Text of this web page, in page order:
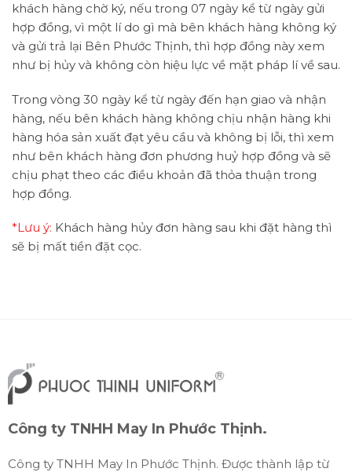
khách hàng chờ ký, nếu trong 07 ngày kể từ ngày gửi
hợp đồng, vì một lí do gì mà bên khách hàng không ký
và gửi trả lại Bên Phước Thịnh, thì hợp đồng này xem
như bị hủy và không còn hiệu lực về mặt pháp lí về sau.
Trong vòng 30 ngày kể từ ngày đến hạn giao và nhận
hàng, nếu bên khách hàng không chịu nhận hàng khi
hàng hóa sản xuất đạt yêu cầu và không bị lỗi, thì xem
như bên khách hàng đơn phương huỷ hợp đồng và sẽ
chịu phạt theo các điều khoản đã thỏa thuận trong
hợp đồng.
*Lưu ý: Khách hàng hủy đơn hàng sau khi đặt hàng thì
sẽ bị mất tiền đặt cọc.
Công ty TNHH May In Phước Thịnh.
Công ty TNHH May In Phước Thịnh. Được thành lập từ